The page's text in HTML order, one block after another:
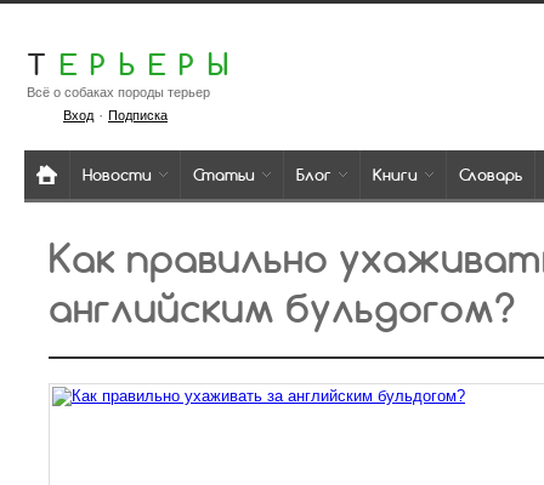
Т ЕРЬЕРЫ
Всё о собаках породы терьер
Вход· Подписка
Новости Статьи Блог Книги Словарь
Как правильно
английским бульдогом?